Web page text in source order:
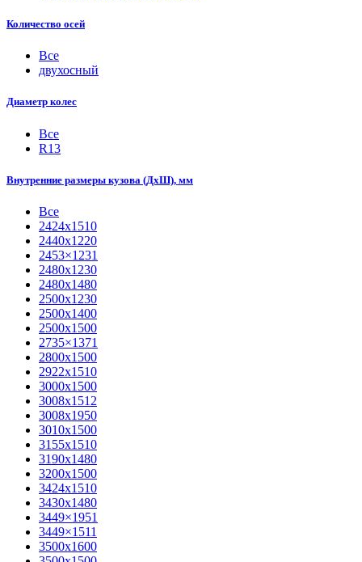
Количество осей
Все
двухосный
Диаметр колес
Все
R13
Внутренние размеры кузова (ДхШ), мм
Все
2424х1510
2440х1220
2453×1231
2480х1230
2480х1480
2500х1230
2500х1400
2500х1500
2735×1371
2800х1500
2922х1510
3000х1500
3008х1512
3008х1950
3010х1500
3155х1510
3190х1480
3200х1500
3424х1510
3430х1480
3449×1951
3449×1511
3500x1600